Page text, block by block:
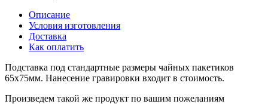
Описание
Условия изготовления
Доставка
Как оплатить
Подставка под стандартные размеры чайных пакетиков
65х75мм. Нанесение гравировки входит в стоимость.
Произведем такой же продукт по вашим пожеланиям